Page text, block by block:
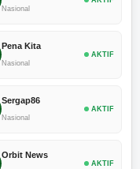
Nasional
Pena Kita
Nasional
AKTIF
Sergap86
Nasional
AKTIF
Orbit News
AKTIF